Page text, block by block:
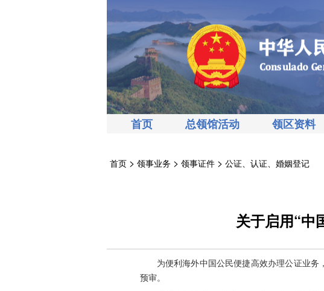
首页 总领馆活动 领区资料
首页> 领事业务 > 领事证件> 公证、认证、婚姻登记
关于启用“中
为便利海外中国公民便捷高效办理公证业
预审。